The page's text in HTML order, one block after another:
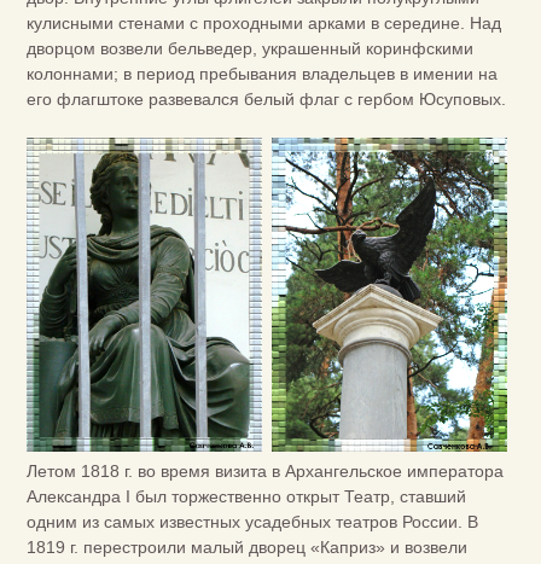
кулисными стенами с проходными арками в середине. Над
дворцом возвели бельведер, украшенный коринфскими
колоннами; в период пребывания владельцев в имении на
его флагштоке развевался белый флаг с гербом Юсуповых.
Летом 1818 г. во время визита в Архангельское императора
Александра I был торжественно открыт Театр, ставший
одним из самых известных усадебных театров России. В
1819 г. перестроили малый дворец «Каприз» и возвели